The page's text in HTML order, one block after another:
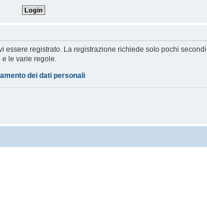
essere registrato. La registrazione richiede solo pochi
le varie regole.
dei dati personali